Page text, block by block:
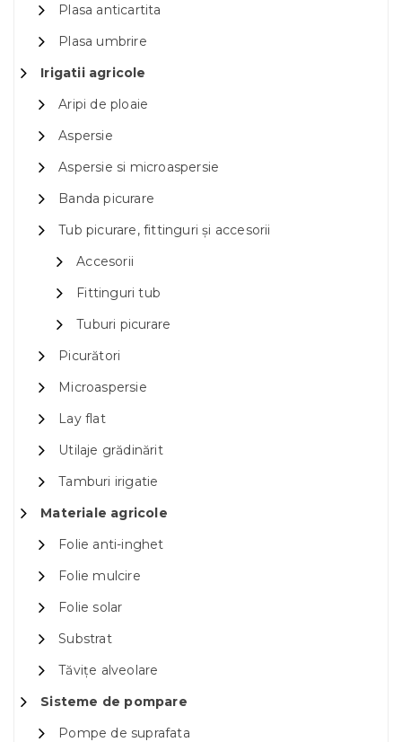
Plasa anticartita
Plasa umbrire
Irigatii agricole
Aripi de ploaie
Aspersie
Aspersie si microaspersie
Banda picurare
Tub picurare, fittinguri și accesorii
Accesorii
Fittinguri tub
Tuburi picurare
Picurători
Microaspersie
Lay flat
Utilaje grădinărit
Tamburi irigatie
Materiale agricole
Folie anti-inghet
Folie mulcire
Folie solar
Substrat
Tăvițe alveolare
Sisteme de pompare
Pompe de suprafata